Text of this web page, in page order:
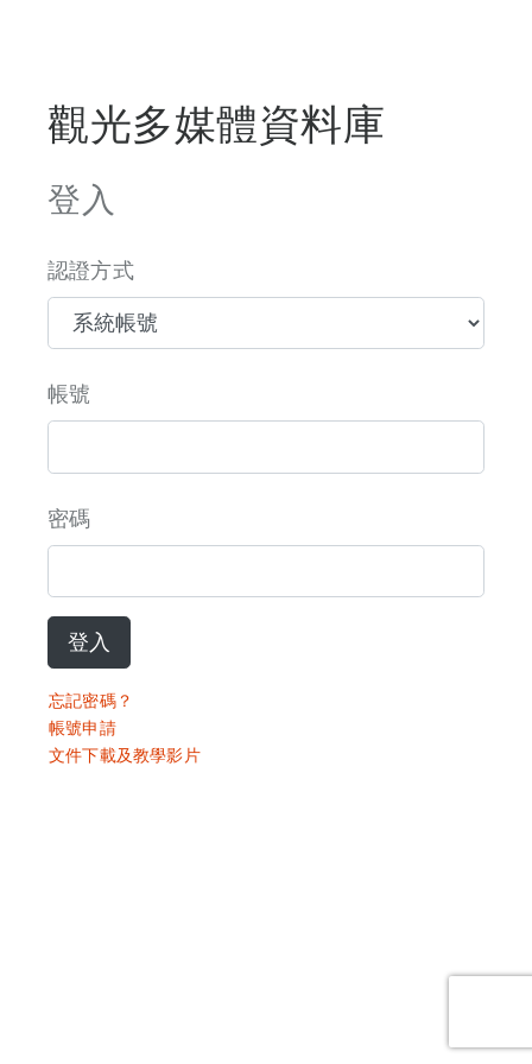
觀光多媒體資料庫
登入
認證方式
帳號
密碼
登入
忘記密碼？
帳號申請
文件下載及教學影片